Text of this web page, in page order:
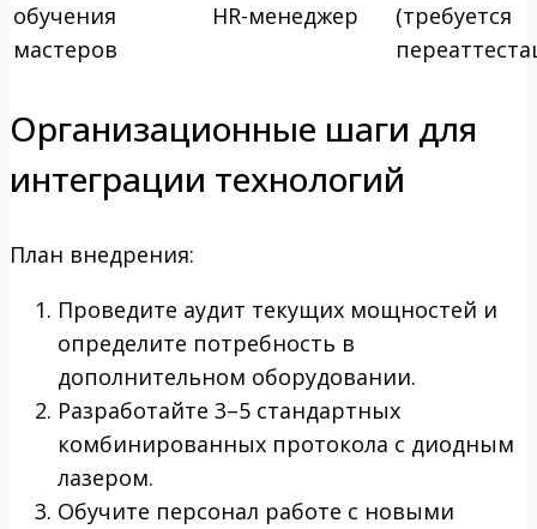
обучения
мастеров
HR-менеджер
(требуется
Организационные шаги для
интеграции технологий
План внедрения:
Проведите аудит текущих мощностей и
определите потребность в
дополнительном оборудовании.
Разработайте 3–5 стандартных
комбинированных протокола с диодным
лазером.
Обучите персонал работе с новыми